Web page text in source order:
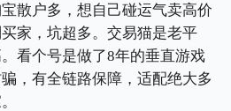
散户多，想自己碰运气卖高价
家，坑超多。交易猫是老平
看个号是做了8年的垂直游戏
，有全链路保障，适配绝大多